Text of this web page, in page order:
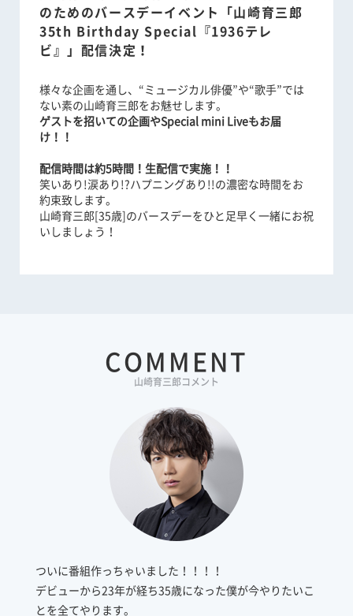
のためのバースデーイベント「山崎育三郎
35th Birthday Special『1936テレ
ビ』」配信決定！
様々な企画を通し、“ミュージカル俳優”や“歌手”では
ない素の山崎育三郎をお魅せします。
ゲストを招いての企画やSpecial mini Liveもお届
け！！
配信時間は約5時間！生配信で実施！！
笑いあり!涙あり!?ハプニングあり!!の濃密な時間をお
約束致します。
山崎育三郎[35歳]のバースデーをひと足早く一緒にお祝
いしましょう！
COMMENT
山崎育三郎コメント
ついに番組作っちゃいました！！！！
デビューから23年が経ち35歳になった僕が今やりたいこ
とを全てやります。